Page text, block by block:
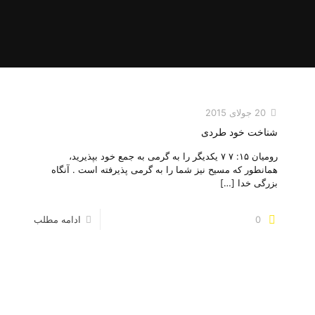
20 جولای 2015
شناخت خود طردی
رومیان ۱۵: ۷ ۷ یکدیگر را به گرمی به جمع خود بپذیرید،
همانطور که مسیح نیز شما را به گرمی پذیرفته است . آنگاه
بزرگی خدا […]
0 ادامه مطلب